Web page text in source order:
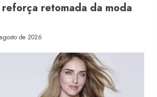
reforça retomada da moda
de 2026